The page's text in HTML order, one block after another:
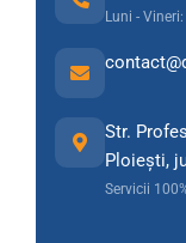
Luni -
Str.
Ploiești,
Servicii